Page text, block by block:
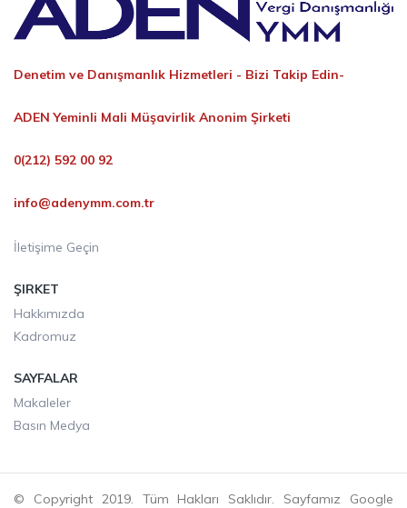
Denetim ve Danışmanlık Hizmetleri - Bizi Takip Edin-
ADEN Yeminli Mali Müşavirlik Anonim Şirketi
0(212) 592 00 92
info@adenymm.com.tr
İletişime Geçin
ŞIRKET
Hakkımızda
Kadromuz
SAYFALAR
Makaleler
Basın Medya
© Copyright 2019. Tüm Hakları Saklıdır. Sayfamız Google